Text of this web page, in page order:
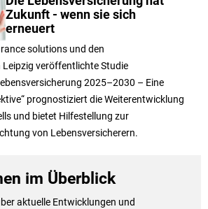
Zukunft - wenn sie sich
erneuert
solutions und den
veröffentlichte Studie
2025–2030 – Eine
prognostiziert die Weiterentwicklung
und bietet Hilfestellung zur
von Lebensversicherern.
im Überblick
aktuelle Entwicklungen und